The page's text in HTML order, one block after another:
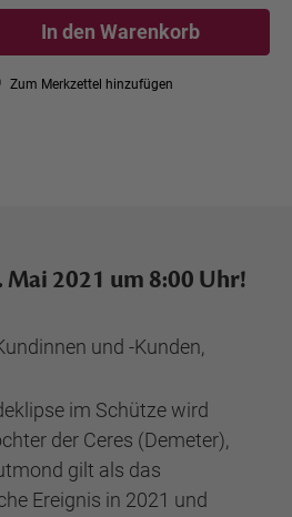
In den Warenkorb
Zum Merkzettel hinzufügen
Mai 2021 um 8:00 Uhr!
und -Kunden,
im Schütze wird
der Ceres (Demeter),
gilt als das
Ereignis in 2021 und